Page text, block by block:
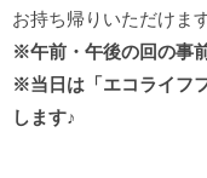
お持ち帰りいただけます
※午前・午後の回の事
※当日は「エコライフ
します♪